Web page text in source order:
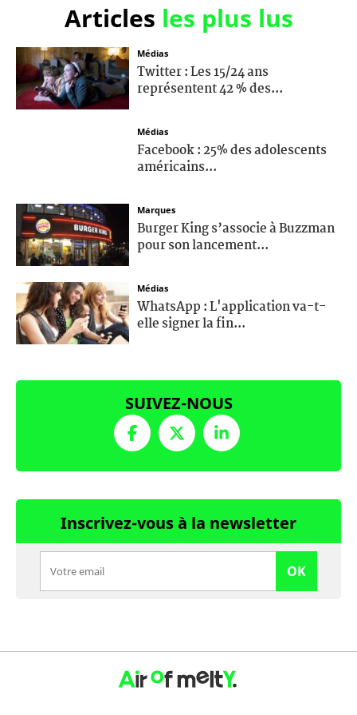
Articles les plus lus
Médias
Twitter : Les 15/24 ans
représentent 42 % des...
Médias
Facebook : 25% des adolescents
américains...
Marques
Burger King s’associe à Buzzman
pour son lancement...
Médias
WhatsApp : L'application va-t-
elle signer la fin...
SUIVEZ-NOUS
Inscrivez-vous à la newsletter
OK